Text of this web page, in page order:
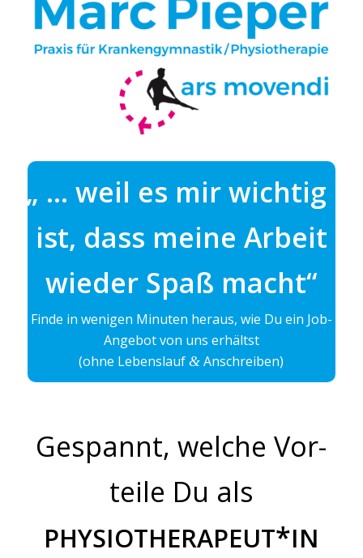
„ … weil es mir wich­tig
ist, dass meine Arbeit
wie­der Spaß macht“
Finde in weni­gen Minu­ten her­aus, wie Du ein Job-
Ange­bot von uns erhältst
(ohne Lebens­lauf& Anschreiben)
Gespannt, wel­che Vor­
tei­le Du als
PHYSIOTHERAPEUT*IN